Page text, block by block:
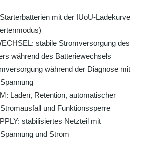
mit der IUoU-Ladekurve
stabile Stromversorgung des
während des Batteriewechsels
während der Diagnose mit
Laden, Retention, automatischer
und Funktionssperre
stabilisiertes Netzteil mit
und Strom